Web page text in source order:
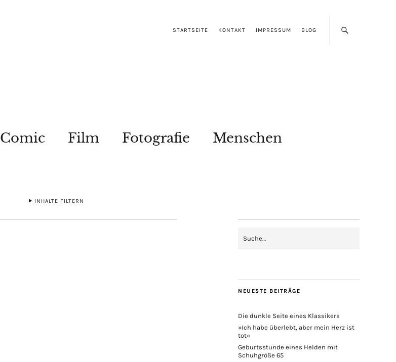
STARTSEITE KONTAKT IMPRESSUM BLOG
Comic Film Fotografie Menschen
INHALTE FILTERN
NEUESTE BEITRÄGE
Die dunkle Seite eines Klassikers
»Ich habe überlebt, aber mein Herz ist
tot«
Geburtsstunde eines Helden mit
Schuhgröße 65